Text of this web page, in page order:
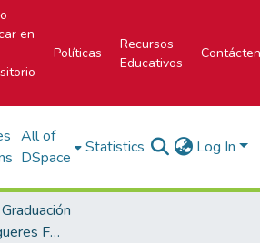
en
Políticas
Recursos
Educativos
All of
DSpace
Statistics Log In
Biblioteca José Figueres Ferrer